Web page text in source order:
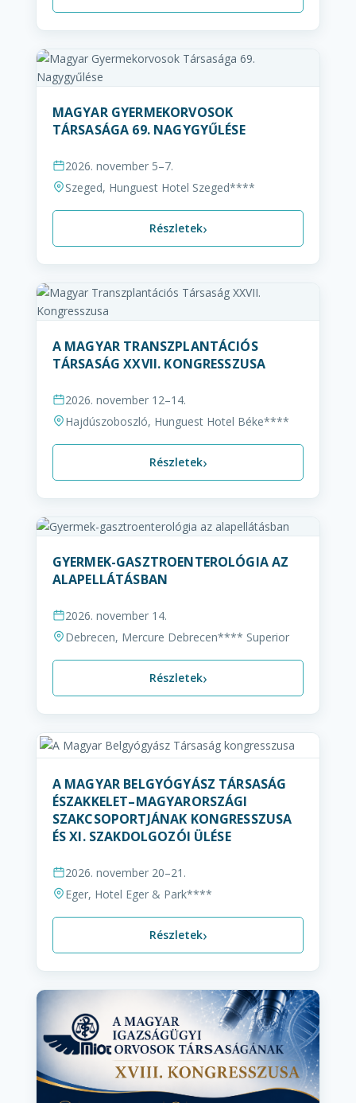
MAGYAR GYERMEKORVOSOK
TÁRSASÁGA 69. NAGYGYŰLÉSE
2026. november 5–7.
Szeged, Hunguest Hotel Szeged****
Részletek›
A MAGYAR TRANSZPLANTÁCIÓS
TÁRSASÁG XXVII. KONGRESSZUSA
2026. november 12–14.
Hajdúszoboszló, Hunguest Hotel Béke****
Részletek›
GYERMEK-GASZTROENTEROLÓGIA AZ
ALAPELLÁTÁSBAN
2026. november 14.
Debrecen, Mercure Debrecen**** Superior
Részletek›
A MAGYAR BELGYÓGYÁSZ TÁRSASÁG
ÉSZAKKELET–MAGYARORSZÁGI
SZAKCSOPORTJÁNAK KONGRESSZUSA
ÉS XI. SZAKDOLGOZÓI ÜLÉSE
2026. november 20–21.
Eger, Hotel Eger & Park****
Részletek›